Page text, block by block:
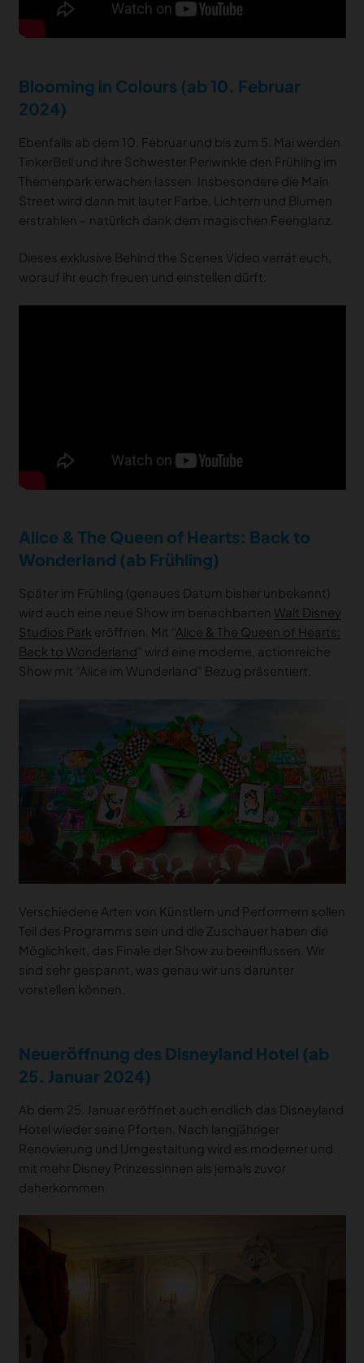
Blooming in Colours (ab 10. Februar
2024)
Ebenfalls ab dem 10. Februar und bis zum 5. Mai werden
TinkerBell und ihre Schwester Periwinkle den Frühling im
Themenpark erwachen lassen. Insbesondere die Main
Street wird dann mit lauter Farbe, Lichtern und Blumen
erstrahlen – natürlich dank dem magischen Feenglanz.
Dieses exklusive Behind the Scenes Video verrät euch,
worauf ihr euch freuen und einstellen dürft:
Alice & The Queen of Hearts: Back to
Wonderland (ab Frühling)
Später im Frühling (genaues Datum bisher unbekannt)
wird auch eine neue Show im benachbarten Walt Disney
Studios Park eröffnen. Mit “ Alice & The Queen of Hearts:
Back to Wonderland ” wird eine moderne, actionreiche
Show mit “Alice im Wunderland” Bezug präsentiert.
Verschiedene Arten von Künstlern und Performern sollen
Teil des Programms sein und die Zuschauer haben die
Möglichkeit, das Finale der Show zu beeinflussen. Wir
sind sehr gespannt, was genau wir uns darunter
vorstellen können.
Neueröffnung des Disneyland Hotel (ab
25. Januar 2024)
Ab dem 25. Januar eröffnet auch endlich das Disneyland
Hotel wieder seine Pforten. Nach langjähriger
Renovierung und Umgestaltung wird es moderner und
mit mehr Disney Prinzessinnen als jemals zuvor
daherkommen.